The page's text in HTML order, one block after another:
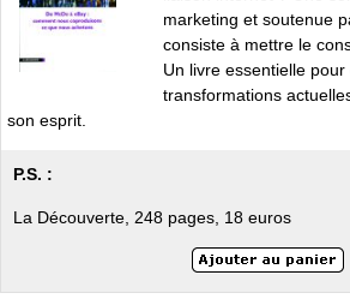
marketing et soutenue
consiste à mettre le
Un livre essentielle
transformations
son esprit.
P.S. :
La Découverte, 248 pages, 18 euros